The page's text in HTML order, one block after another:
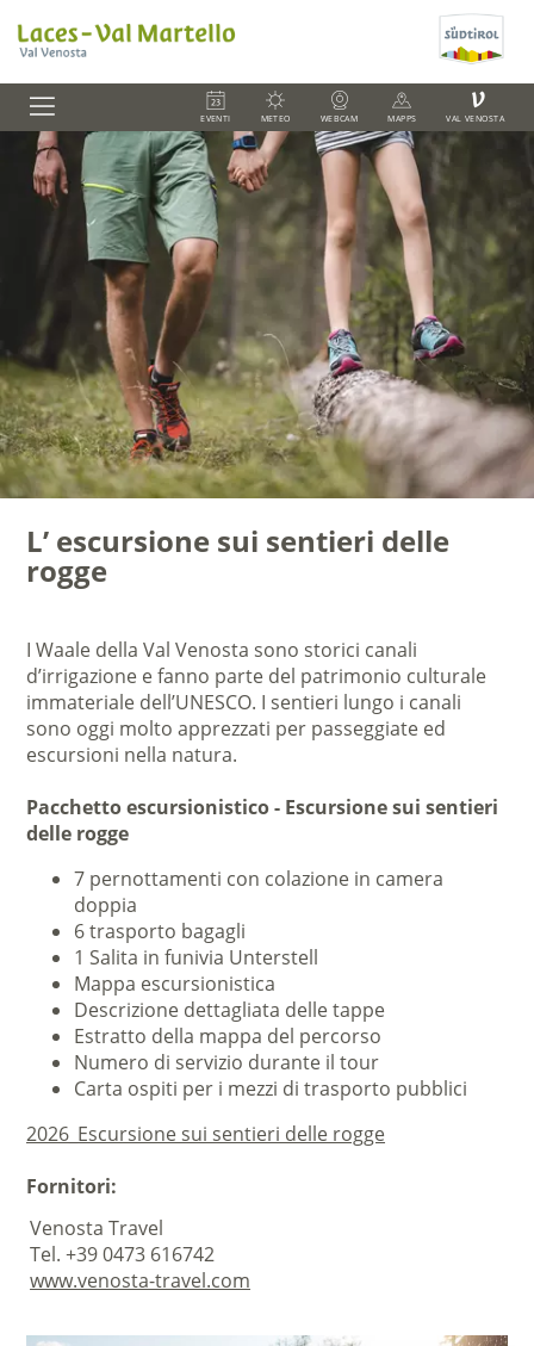
EVENTI METEO WEBCAM MAPPS
V
VAL VENOSTA
L’ escursione sui sentieri delle
rogge
I Waale della Val Venosta sono storici canali
d’irrigazione e fanno parte del patrimonio culturale
immateriale dell’UNESCO. I sentieri lungo i canali
sono oggi molto apprezzati per passeggiate ed
escursioni nella natura.
Pacchetto escursionistico - Escursione sui sentieri
delle rogge
7 pernottamenti con colazione in camera
doppia
6 trasporto bagagli
1 Salita in funivia Unterstell
Mappa escursionistica
Descrizione dettagliata delle tappe
Estratto della mappa del percorso
Numero di servizio durante il tour
Carta ospiti per i mezzi di trasporto pubblici
2026_Escursione sui sentieri delle rogge
Fornitori:
Venosta Travel
Tel. +39 0473 616742
www.venosta-travel.com